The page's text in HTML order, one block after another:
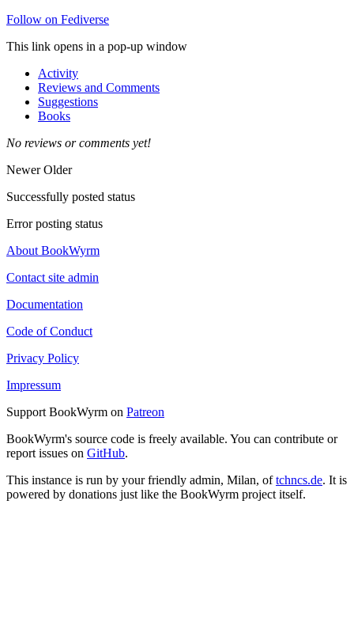
Follow on Fediverse
This link opens in a pop-up window
Activity
Reviews and Comments
Suggestions
Books
No reviews or comments yet!
NewerOlder
Successfully posted status
Error posting status
About BookWyrm
Contact site admin
Documentation
Code of Conduct
Privacy Policy
Impressum
Support BookWyrm on Patreon
BookWyrm's source code is freely available. You can contribute or
report issues on GitHub.
This instance is run by your friendly admin, Milan, oftchncs.de. It is
powered by donations just like the BookWyrm project itself.